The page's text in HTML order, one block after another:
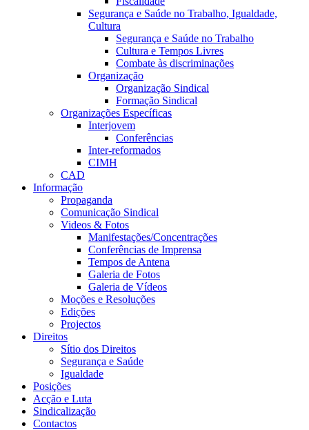
Segurança e Saúde no Trabalho, Igualdade,
Cultura
Segurança e Saúde no Trabalho
Cultura e Tempos Livres
Combate às discriminações
Organização
Organização Sindical
Formação Sindical
Organizações Específicas
Interjovem
Conferências
Inter-reformados
CIMH
CAD
Informação
Propaganda
Comunicação Sindical
Videos & Fotos
Manifestações/Concentrações
Conferências de Imprensa
Tempos de Antena
Galeria de Fotos
Galeria de Vídeos
Moções e Resoluções
Edições
Projectos
Direitos
Sítio dos Direitos
Segurança e Saúde
Igualdade
Posições
Acção e Luta
Sindicalização
Contactos